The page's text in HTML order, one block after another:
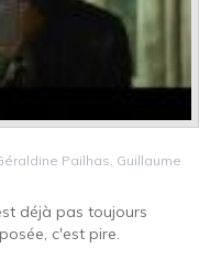
Pailhas, Guillaume
déjà pas toujours
c'est pire.